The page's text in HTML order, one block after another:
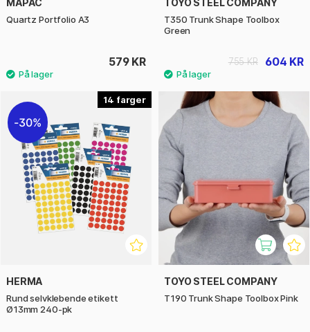
MAPAC
Quartz Portfolio A3
579 KR
TOYO STEEL COMPANY
T350 Trunk Shape Toolbox
Green
604 KR
755 KR
14
30%
HERMA
Rund selvklebende etikett
Ø13mm 240-pk
TOYO STEEL COMPANY
T190 Trunk Shape Toolbox Pink